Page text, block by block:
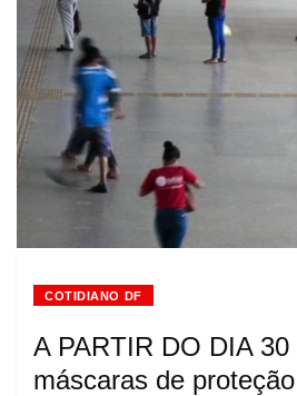
COTIDIANO DF
A PARTIR DO DIA
máscaras de